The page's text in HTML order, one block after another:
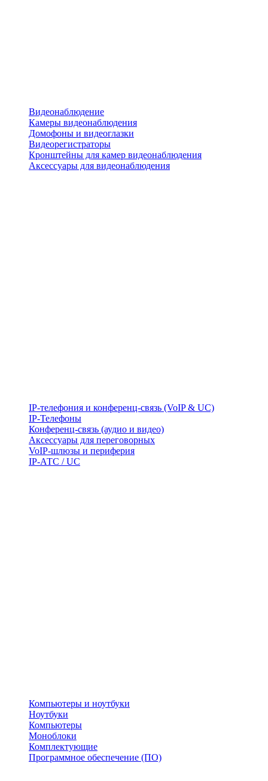
Видеонаблюдение
Камеры видеонаблюдения
Домофоны и видеоглазки
Видеорегистраторы
Кронштейны для камер видеонаблюдения
Аксессуары для видеонаблюдения
IP-телефония и конференц-связь (VoIP & UC)
IP-Телефоны
Конференц-связь (аудио и видео)
Аксессуары для переговорных
VoIP-шлюзы и периферия
IP-АТС / UC
Компьютеры и ноутбуки
Ноутбуки
Компьютеры
Моноблоки
Комплектующие
Программное обеспечение (ПО)